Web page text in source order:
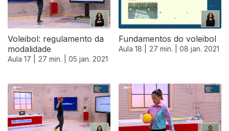
Voleibol: regulamento da
modalidade
Aula 17 | 27 min. | 05 jan. 2021
Fundamentos do voleibol
Aula 18 | 27 min. | 08 jan. 2021